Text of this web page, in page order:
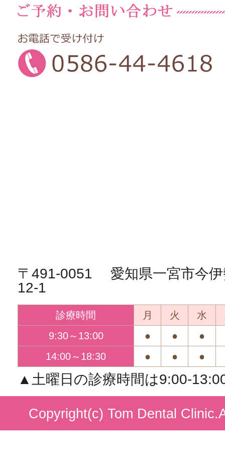
〒491-0051 愛知県一宮市今伊
12-1
診療時間 月 火 水
9:30～13:00
● ●
●
14:00～18:30
● ● ●
▲土曜日の診療時間は9:00-
Copyright(c) Tom Dental